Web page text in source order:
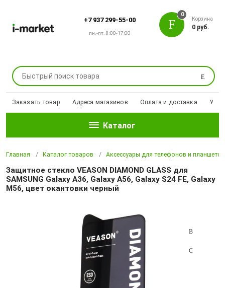
+7 937 299-55-00
пн.-пт. 8:00-17:00
Поиск
0
Корзина
0 руб.
Заказать товар Адреса магазинов Оплата и доставка
Каталог
Главная Каталог товаров Аксессуары для телефонов и планшетов
Защитное стекло VEASON DIAMOND GLASS для
SAMSUNG Galaxy A36, Galaxy A56, Galaxy S24 FE, Galaxy
M56, цвет окантовки черный